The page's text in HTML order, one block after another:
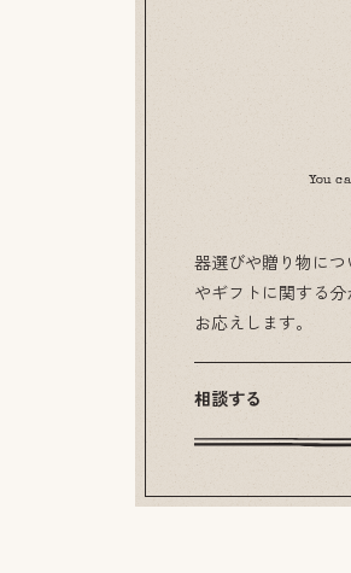
You
器選びや贈り物に
やギフトに関する
お応えします。
相談する